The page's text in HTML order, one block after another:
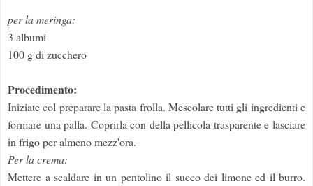
per la meringa:
3 albumi
100 g di zucchero
Procedimento:
Iniziate col preparare la pasta frolla. Mescolare tutti gli ingredienti e
formare una palla. Coprirla con della pellicola trasparente e lasciare
in frigo per almeno mezz'ora.
Per la crema:
Mettere a scaldare in un pentolino il succo dei limone ed il burro.